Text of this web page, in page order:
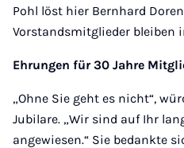
Pohl löst hier Bernhard
Vorstandsmitglieder bleiben
Ehrungen für 30 Jahre
„Ohne Sie geht es nicht“,
Jubilare. „Wir sind auf Ihr
angewiesen.“ Sie bedankte